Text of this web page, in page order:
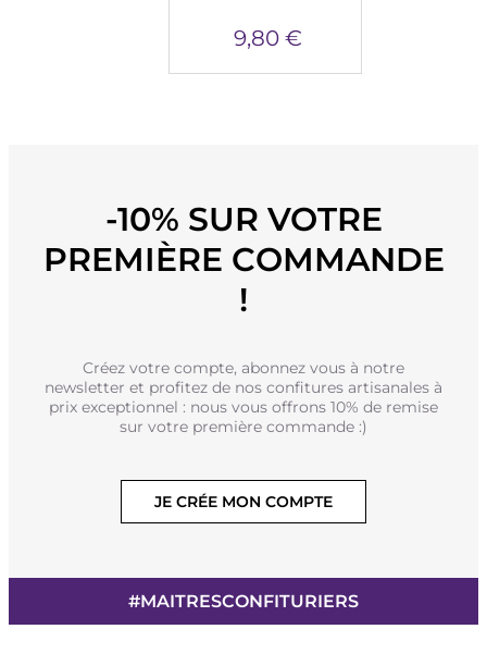
9,80 €
-10% SUR VOTRE
PREMIÈRE COMMANDE
!
Créez votre compte, abonnez vous à notre
newsletter et profitez de nos confitures artisanales à
prix exceptionnel : nous vous offrons 10% de remise
sur votre première commande :)
JE CRÉE MON COMPTE
#MAITRESCONFITURIERS